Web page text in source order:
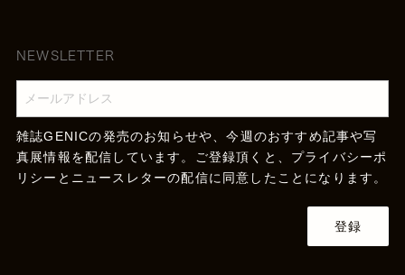
NEWSLETTER
雑誌GENICの発売のお知らせや、今週のおすすめ記事や写
真展情報を配信しています。ご登録頂くと、 プライバシーポ
リシー とニュースレターの配信に同意したことになります。
登録